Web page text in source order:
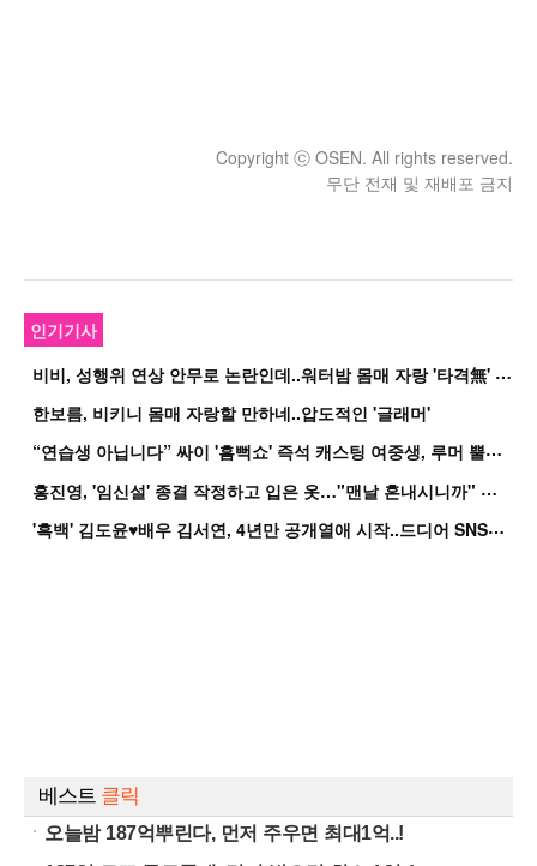
Copyright ⓒ OSEN. All rights reserved.
무단 전재 및 재배포 금지
인기기사
비
비, 성행위 연상 안무로 논란인데..워터밤 몸매 자랑 '타격無' 근황
한보름, 비키니 몸매 자랑할 만하네..압도적인 '글래머'
“
연습생 아닙니다” 싸이 '흠뻑쇼' 즉석 캐스팅 여중생, 루머 뿔났다[Oh!쎈 이...
홍
진영, '임신설' 종결 작정하고 입은 옷…"맨날 혼내시니까" 억울
'
흑백' 김도윤♥배우 김서연, 4년만 공개열애 시작..드디어 SNS에 노출 [핫피...